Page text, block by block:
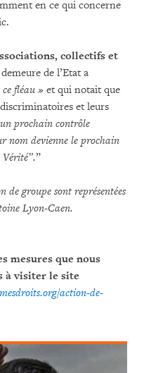
en ce qui concerne
collectifs et
de l’Etat a
fléau » et qui notait que
et leurs
prochain contrôle
nom devienne le prochain
Vérité”.”
de groupe sont représentées
Lyon-Caen.
mesures que nous
à visiter le site
action-de-